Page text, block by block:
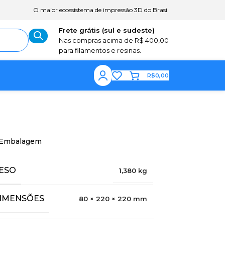
O maior ecossistema de impressão 3D do Brasil
Frete grátis (sul e sudeste)
Nas compras acima de R$ 400,00
para filamentos e resinas.
R$0,00
1,380 kg
80 × 220 × 220 mm